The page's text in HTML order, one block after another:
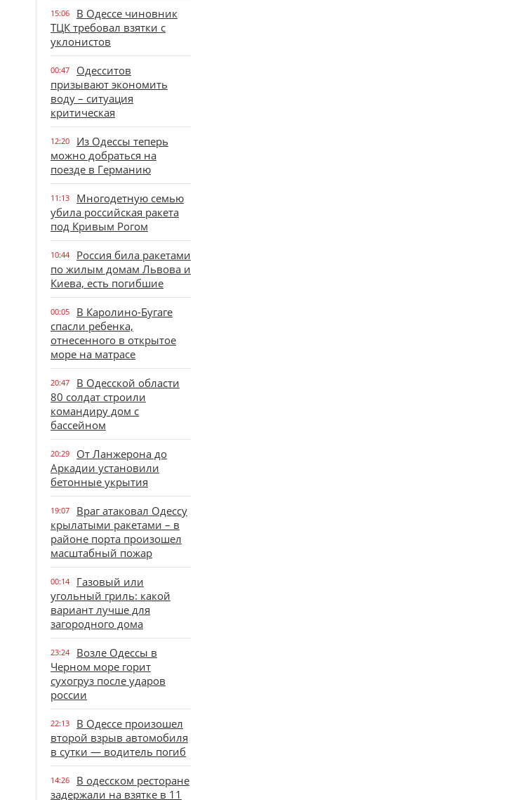
15:06
В Одессе чиновник
ТЦК требовал взятки с
уклонистов
00:47
Одесситов
призывают экономить
воду – ситуация
критическая
12:20
Из Одессы теперь
можно добраться на
поезде в Германию
11:13
Многодетную семью
убила российская ракета
под Кривым Рогом
10:44
Россия била ракетами
по жилым домам Львова и
Киева, есть погибшие
00:05
В Каролино-Бугаге
спасли ребенка,
отнесенного в открытое
море на матрасе
20:47
В Одесской области
80 солдат строили
командиру дом с
бассейном
20:29
От Ланжерона до
Аркадии установили
бетонные укрытия
19:07
Враг атаковал Одессу
крылатыми ракетами – в
районе порта произошел
масштабный пожар
00:14
Газовый или
угольный гриль: какой
вариант лучше для
загородного дома
23:24
Возле Одессы в
Черном море горит
сухогруз после ударов
россии
22:13
В Одессе произошел
второй взрыв автомобиля
в сутки — водитель погиб
14:26
В одесском ресторане
задержали на взятке в 11